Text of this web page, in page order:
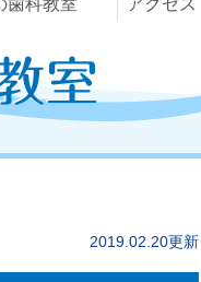
歯科教室 アクセス
室
2019.02.20更新